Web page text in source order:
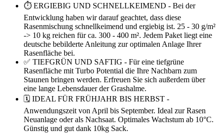
⏱ ERGIEBIG UND SCHNELLKEIMEND - Bei der
Entwicklung haben wir darauf geachtet, dass diese
Rasenmischung schnellkeimend und ergiebig ist. 25 - 30 g/m²
-> 10 kg reichen für ca. 300 - 400 m². Jedem Paket liegt eine
deutsche bebilderte Anleitung zur optimalen Anlage Ihrer
Rasenfläche bei.
✅ TIEFGRÜN UND SAFTIG - Für eine tiefgrüne
Rasenfläche mit Turbo Potential die Ihre Nachbarn zum
Staunen bringen werden. Erfreuen Sie sich außerdem über
eine lange Lebensdauer der Grashalme.
🗓 IDEAL FÜR FRÜHJAHR BIS HERBST -
Anwendungszeit von April bis September. Ideal zur Rasen
Neuanlage oder als Nachsaat. Optimales Wachstum ab 10°C.
Günstig und gut dank 10kg Sack.